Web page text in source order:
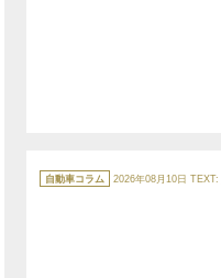
テ
ゴ
自動車コラム 2026年08月10日 TEXT: